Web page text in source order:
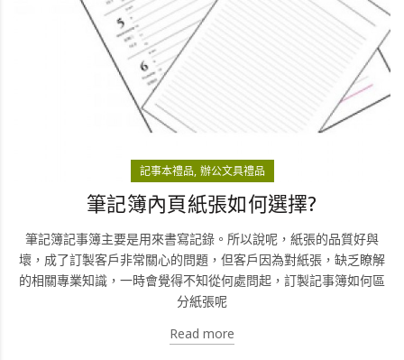
記事本禮品 辦公文具禮品
筆記簿內頁紙張如何選擇?
筆記簿記事簿主要是用來書寫記錄。所以說呢，紙張的品質好與
壞，成了訂製客戶非常關心的問題，但客戶因為對紙張，缺乏瞭解
的相關專業知識，一時會覺得不知從何處問起，訂製記事簿如何區
分紙張呢
Read more